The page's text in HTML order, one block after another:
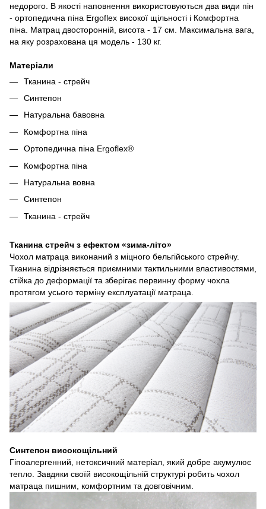
недорого. В якості наповнення використовуються два види пін
- ортопедична піна Ergoflex високої щільності і Комфортна
піна. Матрац двосторонній, висота - 17 см. Максимальна вага,
на яку розрахована ця модель - 130 кг.
Матеріали
Тканина - стрейч
Синтепон
Натуральна бавовна
Комфортна піна
Ортопедична піна Ergoflex®
Комфортна піна
Натуральна вовна
Синтепон
Тканина - стрейч
Тканина стрейч з ефектом «зима-літо»
Чохол матраца виконаний з міцного бельгійського стрейчу.
Тканина відрізняється приємними тактильними властивостями,
стійка до деформації та зберігає первинну форму чохла
протягом усього терміну експлуатації матраца.
Синтепон високощільний
Гіпоалергенний, нетоксичний матеріал, який добре акумулює
тепло. Завдяки своїй високощільній структурі робить чохол
матраца пишним, комфортним та довговічним.